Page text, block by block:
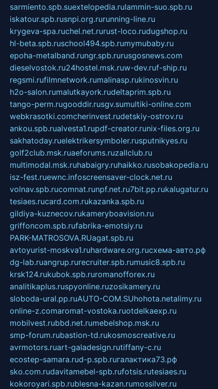
sarmiento.spb.suextelopedia.rulammin-suo.spb.ru
iskatour.spb.rusnpi.org.rurunning-line.ru
krygeva-spa.ruchel.net.rurust-loco.rudugshop.ru
hl-beta.spb.ruschool494.spb.rumymubaby.ru
epoha-metalband.rungr.spb.rurusgosnews.com
dieselvostok.ru24hostel.msk.ruw-dev.ruf-ship.ru
regsmi.rufilmnetwork.rumalinasp.rukinosvin.ru
h2o-salon.rumalutkayork.rudeltaprim.spb.ru
tango-perm.rugooddir.rusgv.sumultiki-online.com
webkrasotki.comcherinvest.rudetskiy-ostrov.ru
ankou.spb.rualvesta1.rupdf-creator.runix-files.org.ru
sakhatoday.ruelektrikersymboler.rusputnikyes.ru
golf2club.msk.ruaeforums.ruzallclub.ru
multimodal.msk.ruhabaigry.ruhaikko.rusobakopedia.ru
isz-fest.ruewnc.infoscreensaver-clock.net.ru
volnav.spb.rucomnat.runpf.net.ru7bit.pp.rukalugatur.ru
tesiaes.rucard.com.rukazanka.spb.ru
gildiya-kuznecov.rukameryboavision.ru
griffoncom.spb.rufabrika-emotsiy.ru
PARK-MATROSOVA.RUagat.spb.ru
avtoyurist-moskva1.ruhardware.org.ruсхема-авто.рф
dg-lab.ruangrup.rurecruiter.spb.rumusic8.spb.ru
krsk124.rukubok.spb.ruromanofforex.ru
analitikaplus.ruspyonline.ruzosikamery.ru
sloboda-ural.pp.ruAUTO-COM.SUhohota.netalimy.ru
online-z.comaromat-vostoka.ruotdelkaexp.ru
mobilvest.rubbd.net.rumebelshop.msk.ru
smp-forum.rubastion-td.rukosmoscreative.ru
avrmotors.ruart-galadesign.rutiffany-c.ru
ecostep-samara.rud-p.spb.ruгалактика73.рф
sko.com.rudavitamebel-spb.rufotsis.rutesiaes.ru
kokoroyari.spb.rublesna-kazan.rumossilver.ru